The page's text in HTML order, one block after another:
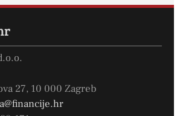
27, 10 000 Zagreb